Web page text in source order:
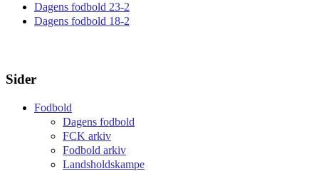
Dagens fodbold 23-2
Dagens fodbold 18-2
Sider
Fodbold
Dagens fodbold
FCK arkiv
Fodbold arkiv
Landsholdskampe